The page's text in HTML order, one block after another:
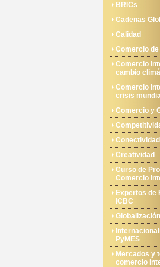
BRICs
Cadenas
Calidad
Comercio
Comercio
cambio
Comercio
crisis
Comercio y
Conectividad
Creatividad
Curso de
Comercio
Expertos de
ICBC
Globalización
PyMES
Mercados y
comercio